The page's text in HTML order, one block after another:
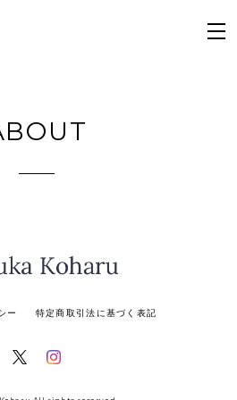
ー 特定商取引法に基づく表記